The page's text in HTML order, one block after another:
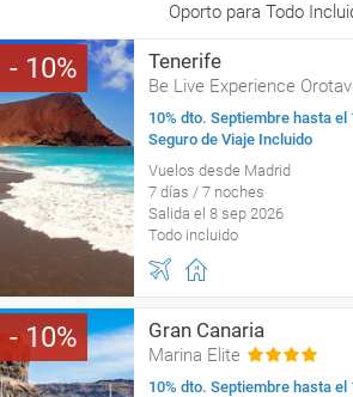
Oporto para Todo
10 Tenerife
Be Live Experience
10% dto. Septiembre hasta el
Seguro de Viaje Incluido
Vuelos desde Madrid
7 días / 7 noches
Salida el 8 sep 2026
Todo incluido
10 Gran Canaria
Marina Elite
10% dto. Septiembre hasta el